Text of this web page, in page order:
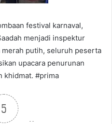
festival karnaval,
menjadi inspektur
putih, seluruh peserta
upacara penurunan
khidmat. #prima
5